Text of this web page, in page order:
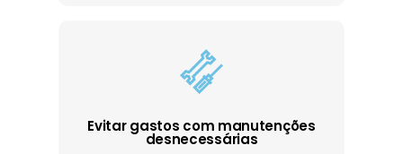
Evitar gastos com manutenções
desnecessárias